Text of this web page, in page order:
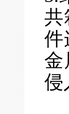
共
件
金
侵